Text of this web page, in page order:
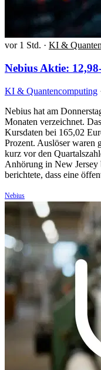
vor 1 Std. · KI &
Nebius Aktie:
KI & Quantencomputing
Nebius hat am
Monaten verzeichnet.
Kursdaten bei 165,02
Prozent. Auslöser waren
kurz vor den
Anhörung in New
berichtete, dass eine
Nebius